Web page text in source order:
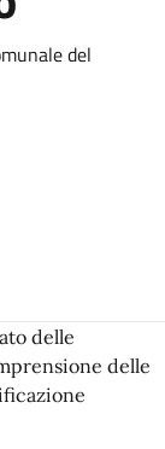
del
delle
delle